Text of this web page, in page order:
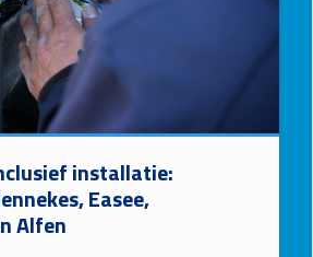
installatie:
Easee,
Alfen